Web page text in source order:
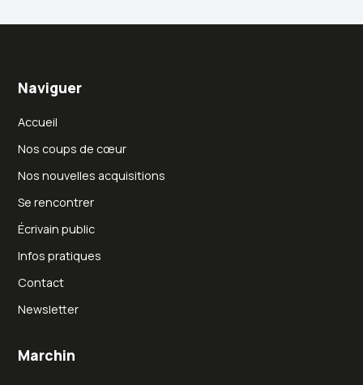
Naviguer
Accueil
Nos coups de cœur
Nos nouvelles acquisitions
Se rencontrer
Écrivain public
Infos pratiques
Contact
Newsletter
Marchin